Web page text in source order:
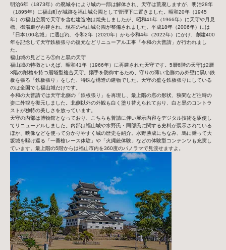
明治6年（1873年）の廃城令により城の一部は解体され、天守は荒廃しますが、明治28年
（1895年）に福山町が城跡を福山城公園として管理下に置きました。昭和20年（1945
年）の福山空襲で天守を含む建造物は焼失しましたが、昭和41年（1966年）に天守や月見
櫓、御湯殿が再建され、現在の福山城公園が整備されました。平成18年（2006年）には
「日本100名城」に選ばれ、令和2年（2020年）から令和4年（2022年）にかけ、創建400
年を記念して天守鉄板張りの復元などリニューアル工事「令和の大普請」が行われまし
た。
福山城の見どころ①白と黒の天守
福山城の特徴といえば、昭和41年（1966年）に再建された天守です。5層6階の天守は2層
3階の附櫓を持つ層塔型複合天守。搦手を防御するため、守りの薄い北側のみ外壁に黒い鉄
板を張る「鉄板張り」をした、特殊な構造の建物でした。天守の壁を鉄板張りにしている
のは全国でも福山城だけです。
令和の大普請では天守北側の「鉄板張り」を再現し、最上階の窓の形状、狭間など往時の
姿に外観を復元しました。北側以外の外観も白く塗り替えられており、白と黒のコントラ
ストが独特の美しさを放っています。
天守の内部は博物館となっており、こちらも普請に伴い展示内容をデジタル技術を駆使し
てリニューアルしました。内部は福山城や水野氏・阿部氏に関する史料が展示されている
ほか、映像などを使って分かりやすく城の歴史を紹介。水野勝成にちなみ、馬に乗って大
坂城を駆け巡る「一番槍レース体験」や「火縄銃体験」などの体験型コンテンツも充実し
ています。最上階の5階からは福山市内を360度のパノラマで見渡せますよ。